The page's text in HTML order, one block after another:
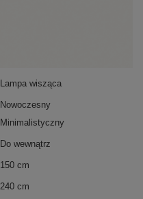
Lampa wisząca
Nowoczesny
Minimalistyczny
Do wewnątrz
150 cm
240 cm